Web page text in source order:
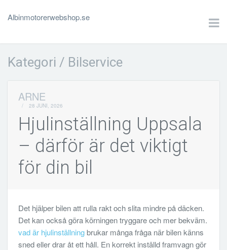
Albinmotorerwebshop.se
Kategori / Bilservice
ARNE
/ 28 JUNI, 2026
Hjulinställning Uppsala
– därför är det viktigt
för din bil
Det hjälper bilen att rulla rakt och slita mindre på däcken.
Det kan också göra körningen tryggare och mer bekväm.
vad är hjulinställningbrukar många fråga när bilen känns
sned eller drar åt ett håll. En korrekt inställd framvagn gör